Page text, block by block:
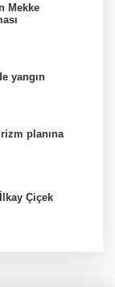
Mekke
yangın
planına
Çiçek